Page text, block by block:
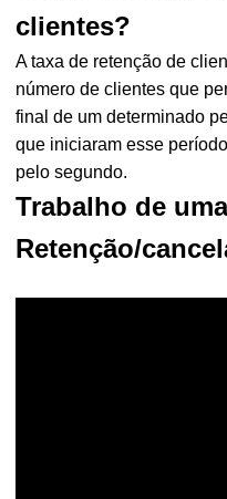
clientes?
A taxa de retenção de
número de clientes que
final de um determinado
que iniciaram esse
pelo segundo.
Trabalho de
Retenção/